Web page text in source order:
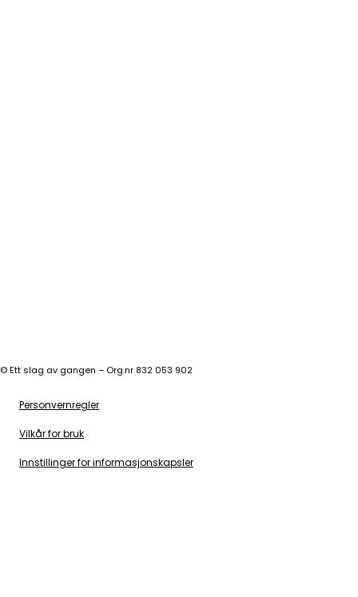
©Ett slag av gangen – Org.nr 832 053 902
Personvernregler
Vilkår for bruk
Innstillinger for informasjonskapsler